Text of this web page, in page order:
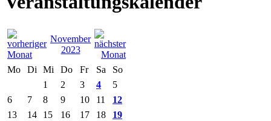
November
2023
Mo
Di Mi Do Fr Sa
So
1
2 3 4
5
6
7 8 9 10 11
12
13
14 15 16 17 18
19